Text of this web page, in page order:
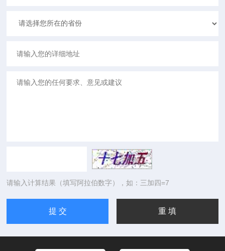
请输入计算结果（填写阿拉伯数字），如：三加四=7